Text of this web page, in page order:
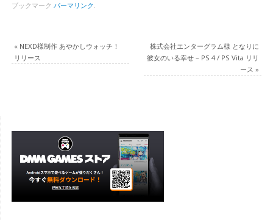
ブックマーク パーマリンク .
«NEXD様制作 あやかしウォッチ！
リリース
株式会社エンターグラム様 となりに
彼女のいる幸せ – PS 4 / PS Vita リリ
ース»